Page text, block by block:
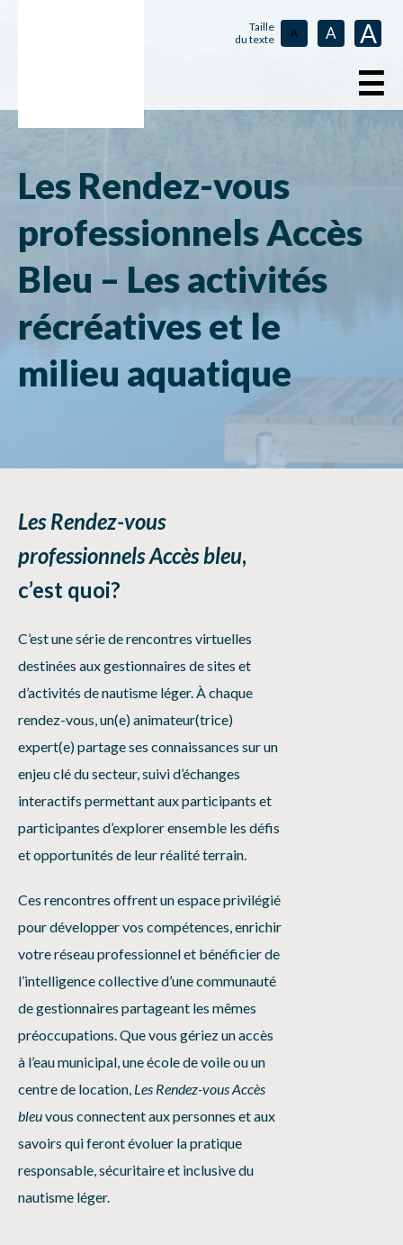
Taille
du texte
A A A
☰
Les Rendez-vous
professionnels Accès
Bleu – Les activités
récréatives et le
milieu aquatique
Les Rendez-vous
professionnels Accès bleu,
c’est quoi?
C’est une série de rencontres virtuelles
destinées aux gestionnaires de sites et
d’activités de nautisme léger. À chaque
rendez-vous, un(e) animateur(trice)
expert(e) partage ses connaissances sur un
enjeu clé du secteur, suivi d’échanges
interactifs permettant aux participants et
participantes d’explorer ensemble les défis
et opportunités de leur réalité terrain.
Ces rencontres offrent un espace privilégié
pour développer vos compétences, enrichir
votre réseau professionnel et bénéficier de
l’intelligence collective d’une communauté
de gestionnaires partageant les mêmes
préoccupations. Que vous gériez un accès
à l’eau municipal, une école de voile ou un
centre de location, Les Rendez-vous Accès
bleuvous connectent aux personnes et aux
savoirs qui feront évoluer la pratique
responsable, sécuritaire et inclusive du
nautisme léger.